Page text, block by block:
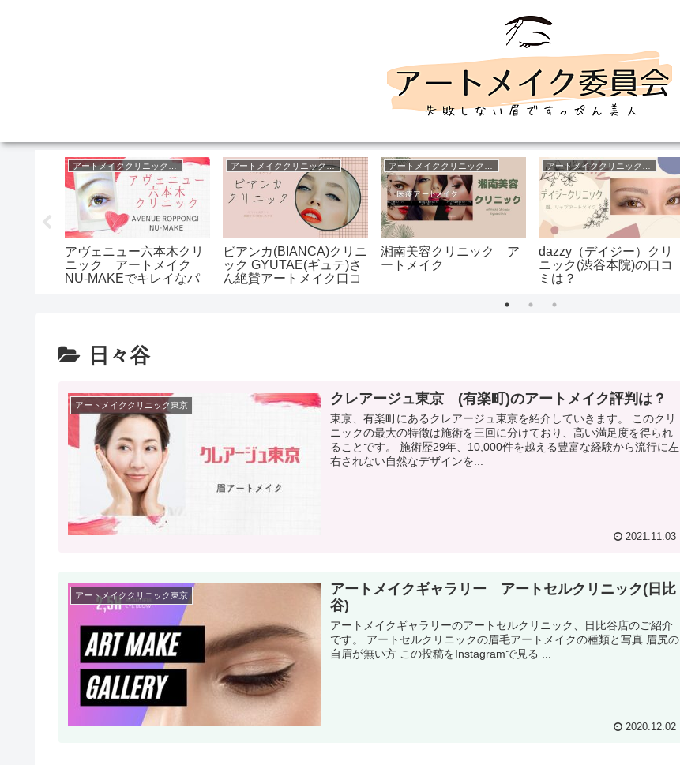
アヴェニュー六本木クリ
ニック アートメイク
NU-MAKEでキレイなパ
アートメイククリニック東京
ビアンカ(BIANCA)クリニ
ック GYUTAE(ギュテ)さ
ん絶賛アートメイク口コ
湘南美容クリニック ア
ートメイク
dazzy（デイジー）クリ
ニック(渋谷本院)の口コ
ミは？
日々谷
アートメイククリニック東京 クレアージュ東京 (有楽町)のアートメイク評判は？
東京、有楽町にあるクレアージュ東京を紹介していきます。 このクリ
ニックの最大の特徴は施術を三回に分けており、高い満足度を得られ
ることです。 施術歴29年、10,000件を越える豊富な経験から流行に左
右されない自然なデザインを...
2021.11.03
アートメイククリニック東京
アートメイクギャラリー アートセルクリニック(日比
谷)
アートメイクギャラリーのアートセルクリニック、日比谷店のご紹介
です。 アートセルクリニックの眉毛アートメイクの種類と写真 眉尻の
自眉が無い方 この投稿をInstagramで見る ...
2020.12.02